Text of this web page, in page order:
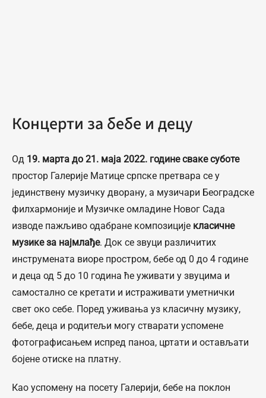
Концерти за бебе и децу
Од 19. марта до 21. маја 2022. године сваке суботе
простор Галерије Матице српске претвара се у
јединствену музичку дворану, а музичари Београдске
филхармоније и Музичке омладине Новог Сада
изводе пажљиво одабране композиције класичне
музике за најмлађе. Док се звуци различитих
инструмената виоре простром, бебе од 0 до 4 године
и деца од 5 до 10 година ће уживати у звуцима и
самостално се кретати и истраживати уметнички
свет око себе. Поред уживања уз класичну музику,
бебе, деца и родитељи могу стварати успомене
фотографисањем испред паноа, цртати и остављати
бојене отиске на платну.
Као успомену на посету Галерији, бебе на поклон